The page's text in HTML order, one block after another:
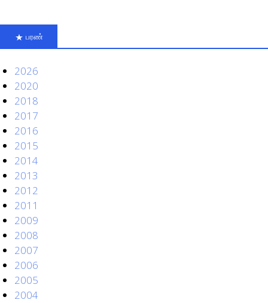
பரண்
2026
2020
2018
2017
2016
2015
2014
2013
2012
2011
2009
2008
2007
2006
2005
2004